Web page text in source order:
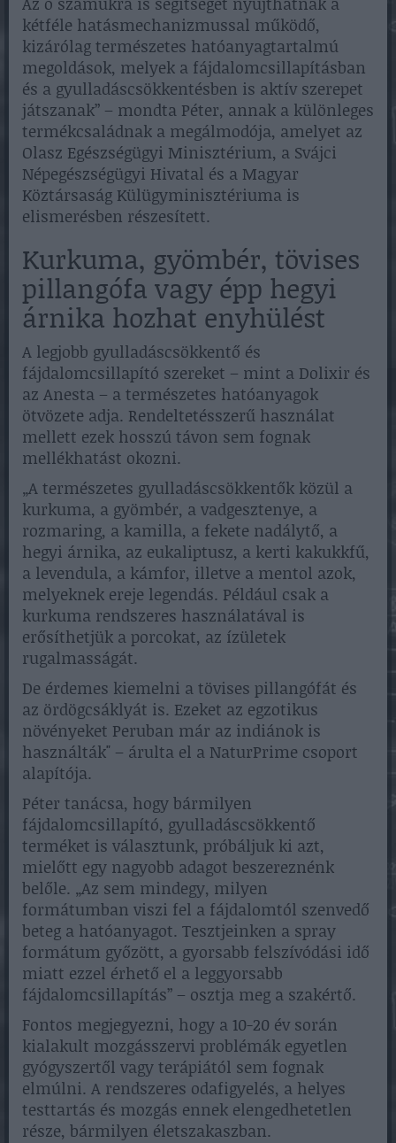
kétféle hatásmechanizmussal működő,
kizárólag természetes hatóanyagtartalmú
megoldások, melyek a fájdalomcsillapításban
és a gyulladáscsökkentésben is aktív szerepet
játszanak” – mondta Péter, annak a különleges
termékcsaládnak a megálmodója, amelyet az
Olasz Egészségügyi Minisztérium, a Svájci
Népegészségügyi Hivatal és a Magyar
Köztársaság Külügyminisztériuma is
elismerésben részesített.
Kurkuma, gyömbér, tövises
pillangófa vagy épp hegyi
árnika hozhat enyhülést
A legjobb gyulladáscsökkentő és
fájdalomcsillapító szereket – mint a Dolixir és
az Anesta – a természetes hatóanyagok
ötvözete adja. Rendeltetésszerű használat
mellett ezek hosszú távon sem fognak
mellékhatást okozni.
„A természetes gyulladáscsökkentők közül a
kurkuma, a gyömbér, a vadgesztenye, a
rozmaring, a kamilla, a fekete nadálytő, a
hegyi árnika, az eukaliptusz, a kerti kakukkfű,
a levendula, a kámfor, illetve a mentol azok,
melyeknek ereje legendás. Például csak a
kurkuma rendszeres használatával is
erősíthetjük a porcokat, az ízületek
rugalmasságát.
De érdemes kiemelni a tövises pillangófát és
az ördögcsáklyát is. Ezeket az egzotikus
növényeket Peruban már az indiánok is
használták" – árulta el a NaturPrime csoport
alapítója.
Péter tanácsa, hogy bármilyen
fájdalomcsillapító, gyulladáscsökkentő
terméket is választunk, próbáljuk ki azt,
mielőtt egy nagyobb adagot beszereznénk
belőle. „Az sem mindegy, milyen
formátumban viszi fel a fájdalomtól szenvedő
beteg a hatóanyagot. Tesztjeinken a spray
formátum győzött, a gyorsabb felszívódási idő
miatt ezzel érhető el a leggyorsabb
fájdalomcsillapítás” – osztja meg a szakértő.
Fontos megjegyezni, hogy a 10-20 év során
kialakult mozgásszervi problémák egyetlen
gyógyszertől vagy terápiától sem fognak
elmúlni. A rendszeres odafigyelés, a helyes
testtartás és mozgás ennek elengedhetetlen
része, bármilyen életszakaszban.